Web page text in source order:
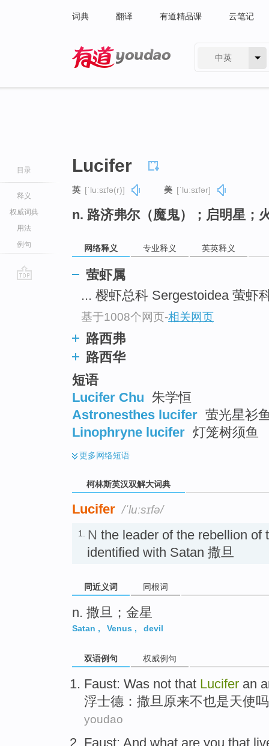
词典 翻译 有道精品课 云笔记
中英
目录
释义
权威词典
用法
例句
Lucifer
英 [ˈluːsɪfə(r)] 美 [ˈluːsɪfər]
n. 路济弗尔（魔鬼）；启明星；
网络释义 专业释义 英英释义
萤虾属
... 樱虾总科 Sergestoidea 萤虾
基于1008个网页-相关网页
路西弗
路西华
短语
Lucifer Chu 朱学恒
Astronesthes lucifer 萤光星衫
Linophryne lucifer 灯笼树须鱼
更多网络短语
柯林斯英汉双解大词典
Lucifer /ˈluːsɪfə/
1. N the leader of the rebellion of
identified with Satan 撒旦
同近义词 同根词
n. 撒旦；金星
Satan , Venus , devil
双语例句 权威例句
Faust: Was not that Lucifer an
浮士德 ： 撒旦原来不也是天使
youdao
Faust: And what are you that